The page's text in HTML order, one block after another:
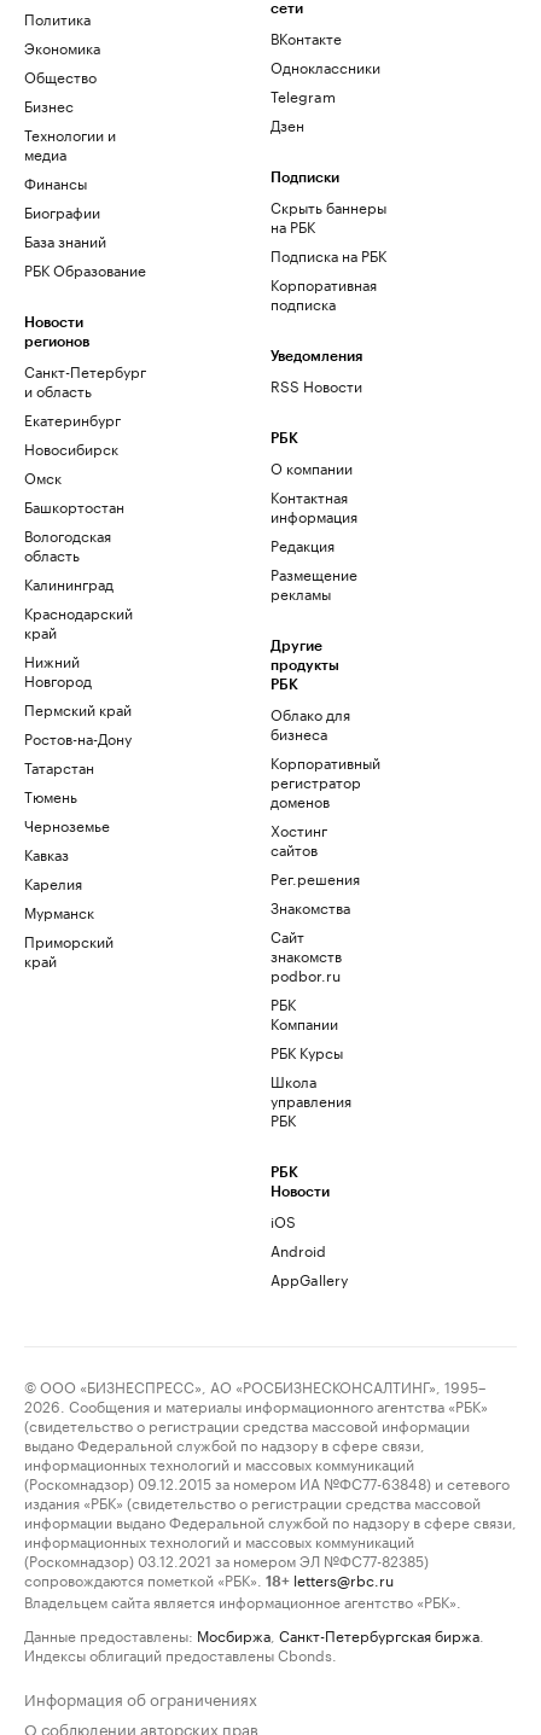
Политика
Экономика
Общество
Бизнес
Технологии и
медиа
Финансы
Биографии
База знаний
РБК Образование
Новости
регионов
Санкт-Петербург
и область
Екатеринбург
Новосибирск
Омск
Башкортостан
Вологодская
область
Калининград
Краснодарский
край
Нижний
Новгород
Пермский край
Ростов-на-Дону
Татарстан
Тюмень
Черноземье
Кавказ
Карелия
Мурманск
Приморский
край
сети
ВКонтакте
Одноклассники
Telegram
Дзен
Подписки
Скрыть баннеры
на РБК
Подписка на РБК
Корпоративная
подписка
Уведомления
RSS Новости
РБК
О компании
Контактная
информация
Редакция
Размещение
рекламы
Другие
продукты
РБК
Облако для
бизнеса
Корпоративный
регистратор
доменов
Хостинг
сайтов
Рег.решения
Знакомства
Сайт
знакомств
podbor.ru
РБК
Компании
РБК Курсы
Школа
управления
РБК
РБК
Новости
iOS
Android
AppGallery
© ООО «БИЗНЕСПРЕСС», АО «РОСБИЗНЕСКОНСАЛТИНГ», 1995–
2026. Сообщения и материалы информационного агентства «РБК»
(свидетельство о регистрации средства массовой информации
выдано Федеральной службой по надзору в сфере связи,
информационных технологий и массовых коммуникаций
(Роскомнадзор) 09.12.2015 за номером ИА №ФС77-63848) и сетевого
издания «РБК» (свидетельство о регистрации средства массовой
информации выдано Федеральной службой по надзору в сфере связи,
информационных технологий и массовых коммуникаций
(Роскомнадзор) 03.12.2021 за номером ЭЛ №ФС77-82385)
сопровождаются пометкой «РБК».
18+ letters@rbc.ru
Владельцем сайта является информационное агентство «РБК».
Данные предоставлены: Мосбиржа Санкт-Петербургская биржа
Индексы облигаций предоставлены Cbonds.
Информация об ограничениях
О соблюдении авторских прав